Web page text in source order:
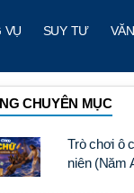
VỤ SUY TƯ
CHUYÊN MỤC
Trò chơi ô
niên (Năm